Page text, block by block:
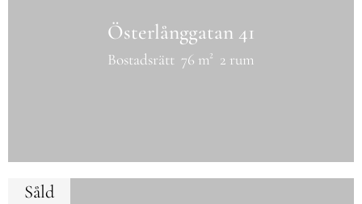
Österlånggatan 41
Bostadsrätt 76 m² 2 rum
Såld